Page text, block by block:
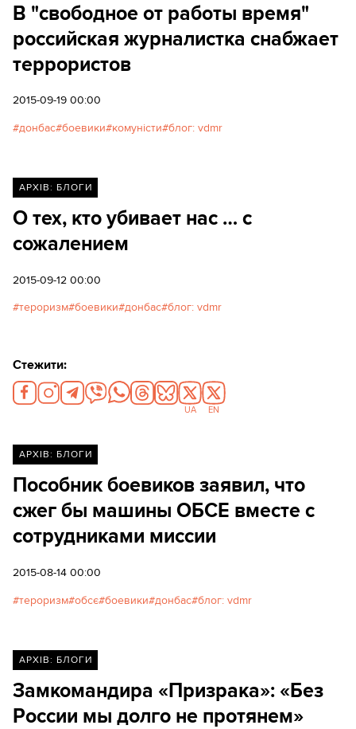
В "свободное от работы время"
российская журналистка снабжает
террористов
2015-09-19 00:00
донбас боевики комуністи блог: vdmr
АРХІВ: БЛОГИ
О тех, кто убивает нас … с
сожалением
2015-09-12 00:00
тероризм боевики донбас блог: vdmr
Стежити:
UA EN
АРХІВ: БЛОГИ
Пособник боевиков заявил, что
сжег бы машины ОБСЕ вместе с
сотрудниками миссии
2015-08-14 00:00
тероризм обсє боевики донбас блог: vdmr
АРХІВ: БЛОГИ
Замкомандира «Призрака»: «Без
России мы долго не протянем»